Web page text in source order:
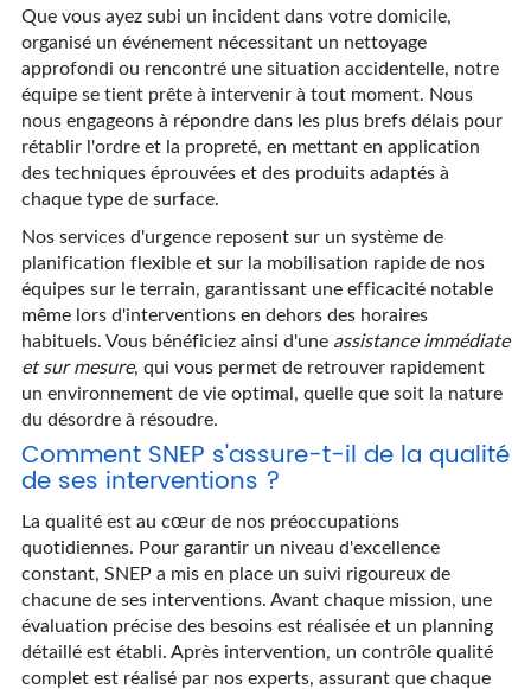
Que vous ayez subi un incident dans votre domicile,
organisé un événement nécessitant un nettoyage
approfondi ou rencontré une situation accidentelle, notre
équipe se tient prête à intervenir à tout moment. Nous
nous engageons à répondre dans les plus brefs délais pour
rétablir l'ordre et la propreté, en mettant en application
des techniques éprouvées et des produits adaptés à
chaque type de surface.
Nos services d'urgence reposent sur un système de
planification flexible et sur la mobilisation rapide de nos
équipes sur le terrain, garantissant une efficacité notable
même lors d'interventions en dehors des horaires
habituels. Vous bénéficiez ainsi d'une assistance immédiate
et sur mesure, qui vous permet de retrouver rapidement
un environnement de vie optimal, quelle que soit la nature
du désordre à résoudre.
Comment SNEP s'assure-t-il de la qualité
de ses interventions ?
La qualité est au cœur de nos préoccupations
quotidiennes. Pour garantir un niveau d'excellence
constant, SNEP a mis en place un suivi rigoureux de
chacune de ses interventions. Avant chaque mission, une
évaluation précise des besoins est réalisée et un planning
détaillé est établi. Après intervention, un contrôle qualité
complet est réalisé par nos experts, assurant que chaque